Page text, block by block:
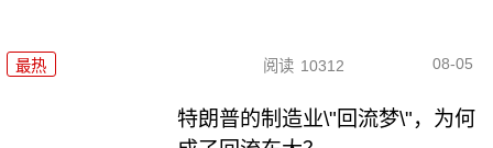
最热 阅读 10312 08-05
特朗普的制造业\"回流梦\"，为何